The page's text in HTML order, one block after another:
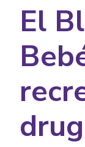
El
drug